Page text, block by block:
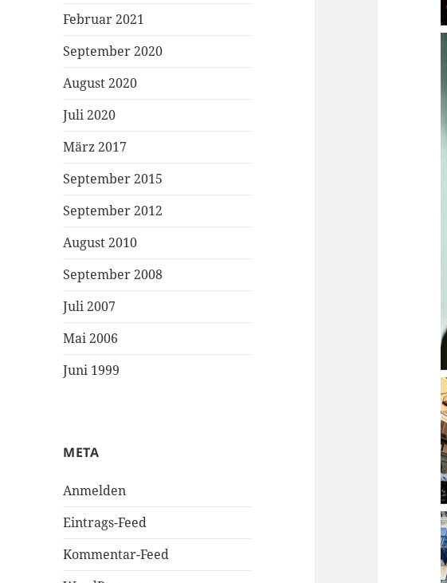
Februar 2021
September 2020
August 2020
Juli 2020
März 2017
September 2015
September 2012
August 2010
September 2008
Juli 2007
Mai 2006
Juni 1999
META
Anmelden
Eintrags-Feed
Kommentar-Feed